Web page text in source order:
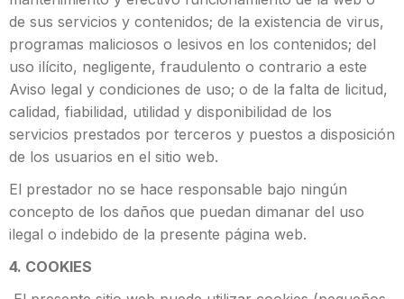
de sus servicios y contenidos; de la existencia de virus,
programas maliciosos o lesivos en los contenidos; del
uso ilícito, negligente, fraudulento o contrario a este
Aviso legal y condiciones de uso; o de la falta de licitud,
calidad, fiabilidad, utilidad y disponibilidad de los
servicios prestados por terceros y puestos a disposición
de los usuarios en el sitio web.
El prestador no se hace responsable bajo ningún
concepto de los daños que puedan dimanar del uso
ilegal o indebido de la presente página web.
4. COOKIES